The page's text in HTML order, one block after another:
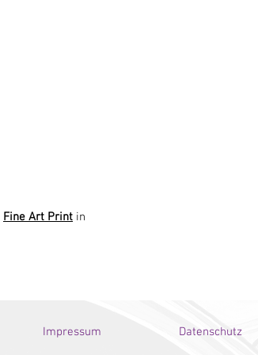
Fine Art Print in
Impressum Datenschutz